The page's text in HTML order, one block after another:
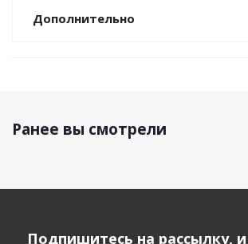
Дополнительно
Ранее вы смотрели
Подпишитесь на рассылку,